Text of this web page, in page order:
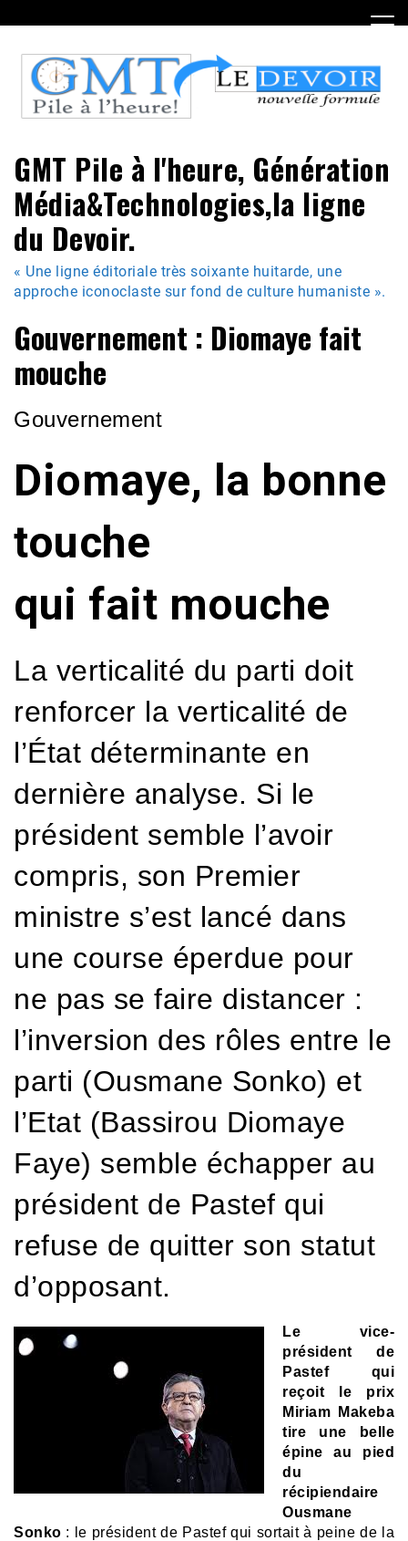
to
content
GMT Pile à l'heure, Génération
Média&Technologies,la ligne
du Devoir.
« Une ligne éditoriale très soixante huitarde, une
approche iconoclaste sur fond de culture humaniste ».
Gouvernement : Diomaye fait
mouche
Gouvernement
Diomaye, la bonne
touche
qui fait mouche
La verticalité du parti doit
renforcer la verticalité de
l’État déterminante en
dernière analyse. Si le
président semble l’avoir
compris, son Premier
ministre s’est lancé dans
une course éperdue pour
ne pas se faire distancer :
l’inversion des rôles entre le
parti (Ousmane Sonko) et
l’Etat (Bassirou Diomaye
Faye) semble échapper au
président de Pastef qui
refuse de quitter son statut
d’opposant.
Le vice-
président de
Pastef qui
reçoit le prix
Miriam Makeba
tire une belle
épine au pied
du
récipiendaire
Ousmane
Sonko : le président de Pastef qui sortait à peine de la